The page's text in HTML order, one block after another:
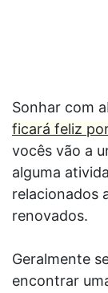
Sonhar com
ficará feliz
vocês vão a
alguma
relacionados
renovados.
Geralmente
encontrar